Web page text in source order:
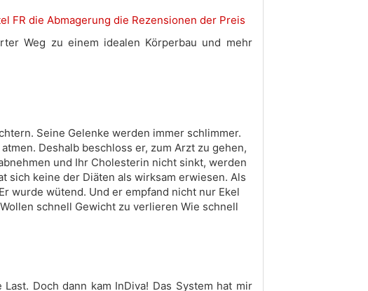
Weg zu einem idealen Körperbau und mehr
Seine Gelenke werden immer schlimmer.
Deshalb beschloss er, zum Arzt zu gehen,
und Ihr Cholesterin nicht sinkt, werden
sich keine der Diäten als wirksam erwiesen. Als
wurde wütend. Und er empfand nicht nur Ekel
schnell Gewicht zu verlieren Wie schnell
Doch dann kam InDiva! Das System hat mir